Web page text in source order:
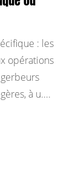
: les
opérations
à u....